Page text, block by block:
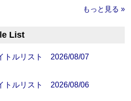
もっと見る »
List
トルリスト 2026/08/07
トルリスト 2026/08/06